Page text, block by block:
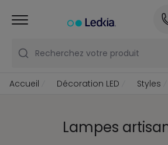
Recherchez votre produit
Accueil Décoration LED Styles
Lampes